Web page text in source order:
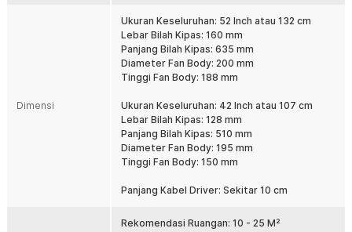
Inch dan 52 Inch membuat kipas angin plafon mampu mengalirkan
udara lebih luas dibandingkan kipas angin biasa. Cocok digunakan
di ruang tamu, kamar tidur, ruang keluarga, maupun area kerja
dengan kebutuhan aliran udara yang konsisten.
6 Tingkat Kecepatan Angin
Kipas angin plafon ini dilengkapi 6 tingkat kecepatan yang dapat
disesuaikan dengan kebutuhan harian. Kecepatan rendah
menghasilkan hembusan angin lembut yang nyaman digunakan saat
tidur atau beristirahat. Sementara level tertinggi memberikan aliran
udara yang lebih kuat untuk membantu menjaga kesejukan ruangan
Mode Maju dan Mundur
sepanjang tahun. Mode forward membantu menghasilkan
Dimensi
Ukuran Keseluruhan: 52 Inch atau 132 cm
Lebar Bilah Kipas: 160 mm
Panjang Bilah Kipas: 635 mm
Diameter Fan Body: 200 mm
Tinggi Fan Body: 188 mm
Ukuran Keseluruhan: 42 Inch atau 107 cm
Lebar Bilah Kipas: 128 mm
Panjang Bilah Kipas: 510 mm
Diameter Fan Body: 195 mm
Tinggi Fan Body: 150 mm
Panjang Kabel Driver: Sekitar 10 cm
Rekomendasi Ruangan: 10 - 25 M²